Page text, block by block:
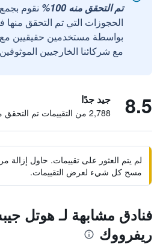
تم التحقق منه 100%
نقوم
الحجوزات التي تم التحقق منها
مع شركائنا الخارجيين
8.5 جيد جدًا
2,788 من التقييمات تم التحقق منها
لم يتم العثور على تقييمات. حاول إزالة
مسح كل شيء لعرض التقييمات.
فنادق مشابهة لـ هوتل
ريفرووك